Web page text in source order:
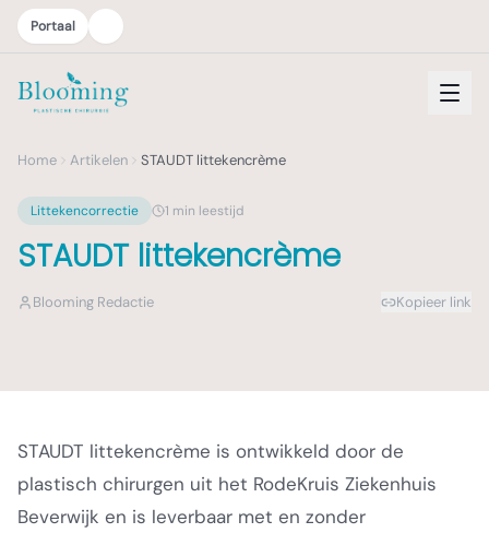
Portaal
Home Artikelen STAUDT littekencrème
Littekencorrectie 1 min leestijd
STAUDT littekencrème
Blooming Redactie Kopieer link
STAUDT littekencrème is ontwikkeld door de
plastisch chirurgen uit het RodeKruis Ziekenhuis
Beverwijk en is leverbaar met en zonder